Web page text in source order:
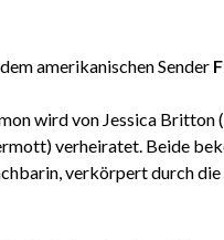
amerikanischen Sender
wird von Jessica Britton (
verheiratet. Beide
verkörpert durch